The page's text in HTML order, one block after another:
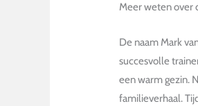
Meer weten over
De naam Mark
succesvolle
een warm gezin.
familieverhaal.